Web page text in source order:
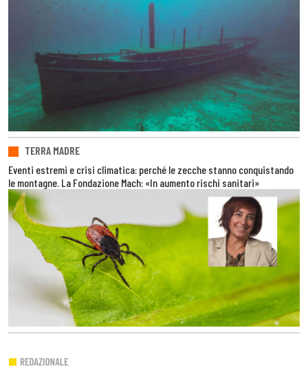
TERRA MADRE
Eventi estremi e crisi climatica: perché le zecche stanno conquistando
le montagne. La Fondazione Mach: «In aumento rischi sanitari»